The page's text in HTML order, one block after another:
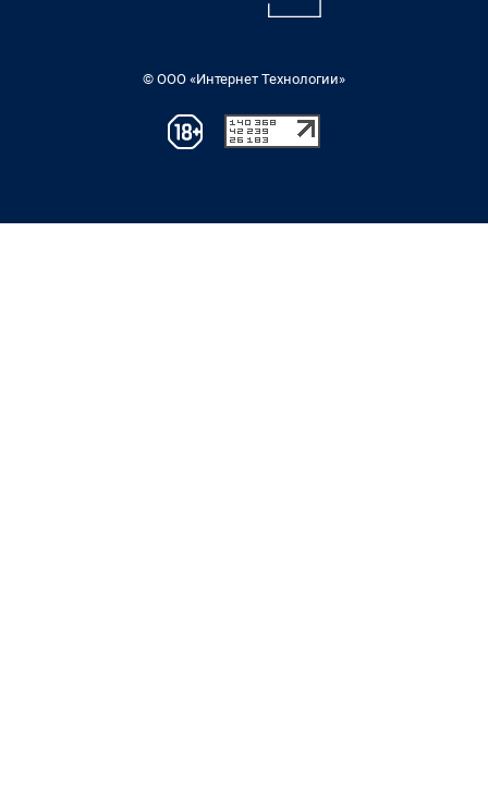
© ООО «Интернет Технологии»